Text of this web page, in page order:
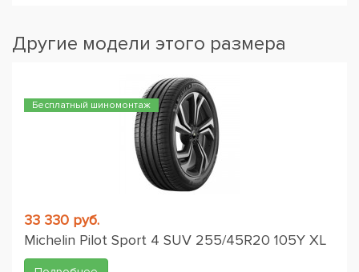
Другие модели этого размера
Бесплатный шиномонтаж
33 330 руб.
Michelin Pilot Sport 4 SUV 255/45R20 105Y XL